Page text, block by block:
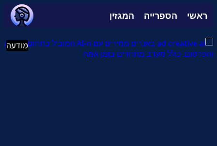
ראשי הספרייה המגזין
מודעה
מודעה
מודעה